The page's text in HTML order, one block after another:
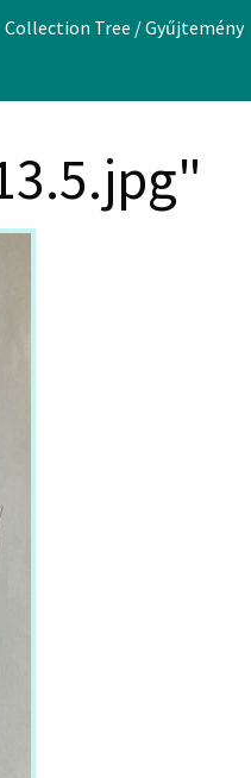
Collection Tree / Gyűjtemény